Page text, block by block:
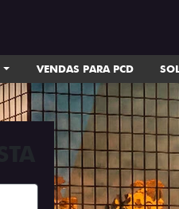
VENDAS PARA PCD